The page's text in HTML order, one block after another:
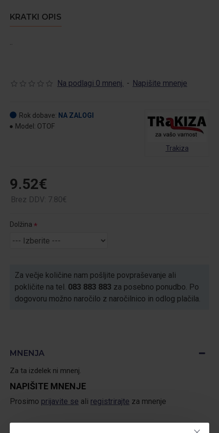
KRATKI OPIS
..
Na podlagi 0 mnenj. - Napišite mnenje
9.52€
Brez DDV: 7.80€
Rok dobave: NA ZALOGI
Model: OTOF
Trakiza
Dolžina
Za večje količine nam pošljite povpraševanje ali
pokličite na tel. 083 883 883 za posebno ponudbo. Po
dogovoru možno naročilo z naročilnico in odlog plačila.
MNENJA
Za ta izdelek ni mnenj.
NAPIŠITE MNENJE
Prosimo prijavite se ali registrirajte za mnenje